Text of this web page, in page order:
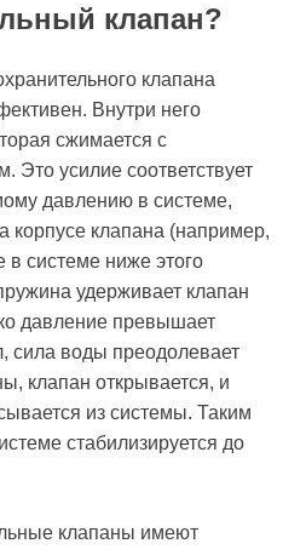
клапан?
клапана
Внутри него
сжимается с
Это усилие соответствует
давлению в системе,
корпусе клапана (например,
системе ниже этого
удерживает клапан
давление превышает
сила воды преодолевает
клапан открывается, и
из системы. Таким
стабилизируется до
клапаны имеют